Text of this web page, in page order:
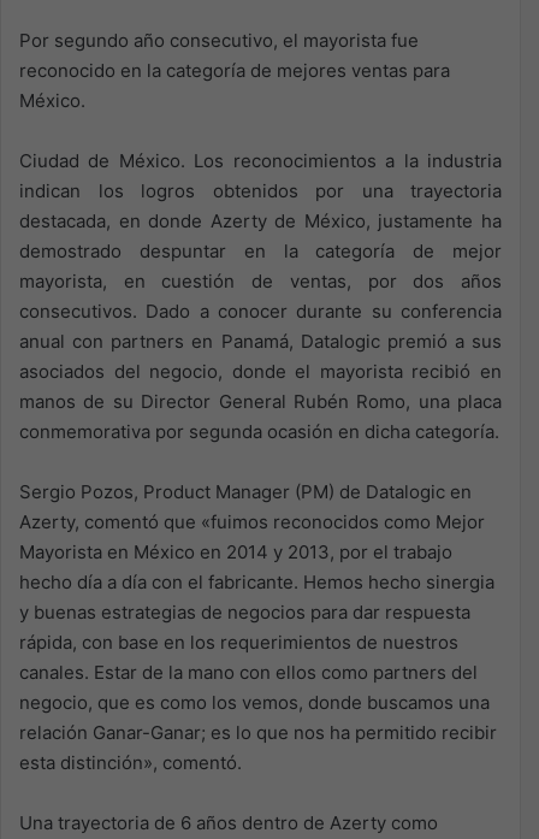
Por segundo año consecutivo, el mayorista fue
reconocido en la categoría de mejores ventas para
México.
Ciudad de México. Los reconocimientos a la industria
indican los logros obtenidos por una trayectoria
destacada, en donde Azerty de México, justamente ha
demostrado despuntar en la categoría de mejor
mayorista, en cuestión de ventas, por dos años
consecutivos. Dado a conocer durante su conferencia
anual con partners en Panamá, Datalogic premió a sus
asociados del negocio, donde el mayorista recibió en
manos de su Director General Rubén Romo, una placa
conmemorativa por segunda ocasión en dicha categoría.
Sergio Pozos, Product Manager (PM) de Datalogic en
Azerty, comentó que «fuimos reconocidos como Mejor
Mayorista en México en 2014 y 2013, por el trabajo
hecho día a día con el fabricante. Hemos hecho sinergia
y buenas estrategias de negocios para dar respuesta
rápida, con base en los requerimientos de nuestros
canales. Estar de la mano con ellos como partners del
negocio, que es como los vemos, donde buscamos una
relación Ganar-Ganar; es lo que nos ha permitido recibir
esta distinción», comentó.
Una trayectoria de 6 años dentro de Azerty como